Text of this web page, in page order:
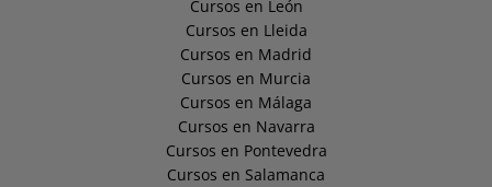
Cursos en León
Cursos en Lleida
Cursos en Madrid
Cursos en Murcia
Cursos en Málaga
Cursos en Navarra
Cursos en Pontevedra
Cursos en Salamanca